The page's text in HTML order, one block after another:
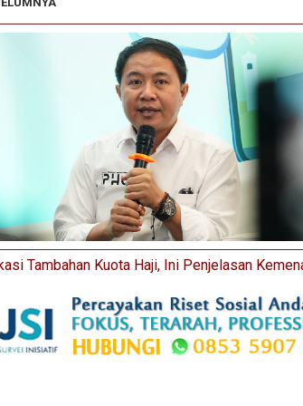
Tambahan Kuota Haji, Ini Penjelasan